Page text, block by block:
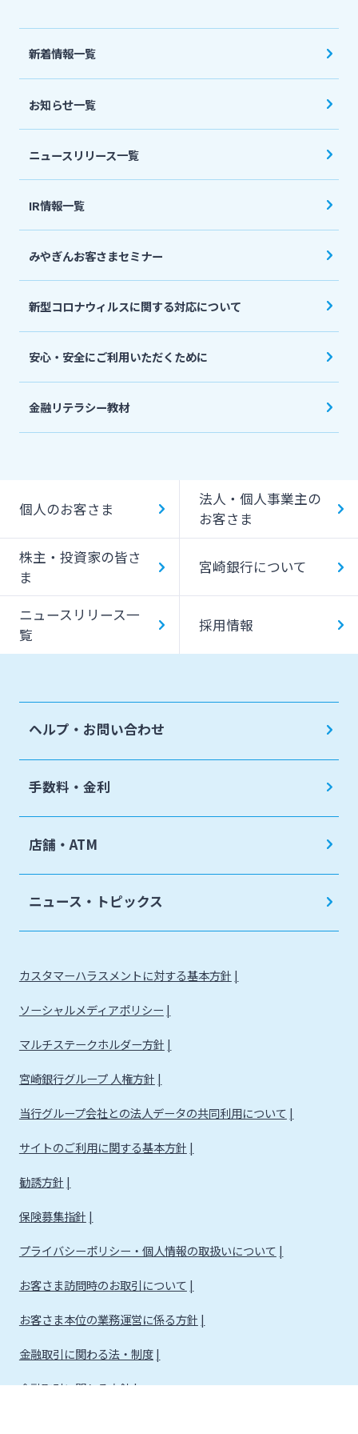
株主・投資家の皆さま
ニュースリリース一覧
採用情報
新着情報一覧
お知らせ一覧
ニュースリリース一覧
IR情報一覧
みやぎんお客さまセミナー
新型コロナウィルスに関する対応について
安心・安全にご利用いただくために
金融リテラシー教材
個人のお客さま
法人・個人事業主の
お客さま
株主・投資家の皆さ
ま
宮崎銀行について
ニュースリリース一
覧
採用情報
ヘルプ・お問い合わせ
手数料・金利
店舗・ATM
ニュース・トピックス
カスタマーハラスメントに対する基本方針
ソーシャルメディアポリシー
マルチステークホルダー方針
宮崎銀行グループ 人権方針
当行グループ会社との法人データの共同利用について
サイトのご利用に関する基本方針
勧誘方針
保険募集指針
プライバシーポリシー・個人情報の取扱いについて
お客さま訪問時のお取引について
お客さま本位の業務運営に係る方針
金融取引に関わる法・制度
金融取引に関わる方針